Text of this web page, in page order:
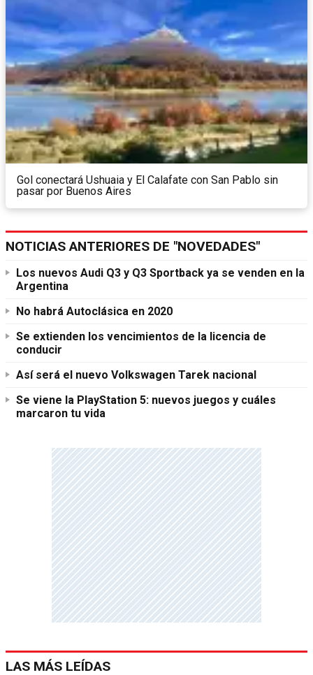
Gol conectará Ushuaia y El Calafate con San Pablo sin
pasar por Buenos Aires
NOTICIAS ANTERIORES DE "NOVEDADES"
Los nuevos Audi Q3 y Q3 Sportback ya se venden en la
Argentina
No habrá Autoclásica en 2020
Se extienden los vencimientos de la licencia de
conducir
Así será el nuevo Volkswagen Tarek nacional
Se viene la PlayStation 5: nuevos juegos y cuáles
marcaron tu vida
LAS MÁS LEÍDAS